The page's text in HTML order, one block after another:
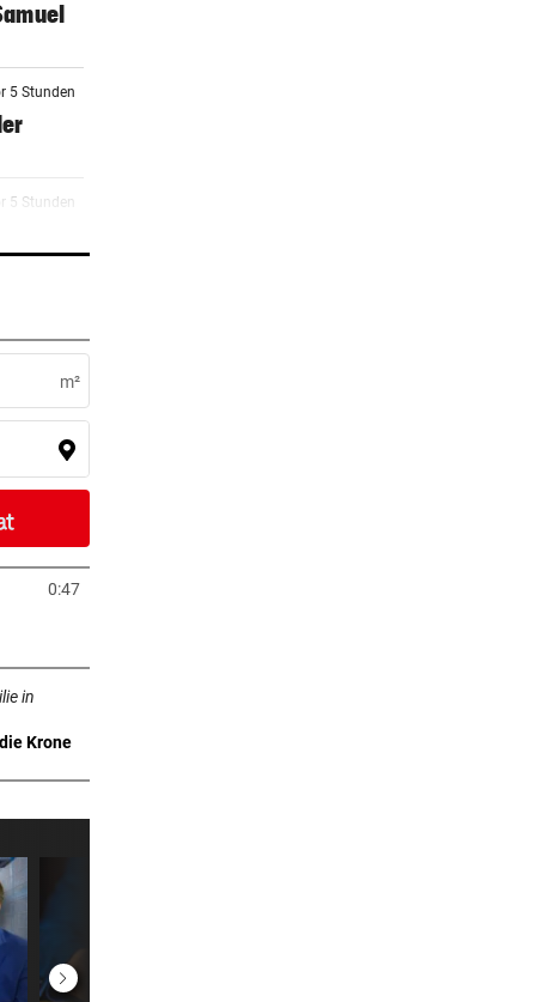
5 Stunden
5 Stunden
5 Stunden
5 Stunden
in
6 Stunden
6 Stunden
an
6 Stunden
m²
0:47
Tab öffnen
in
Krone